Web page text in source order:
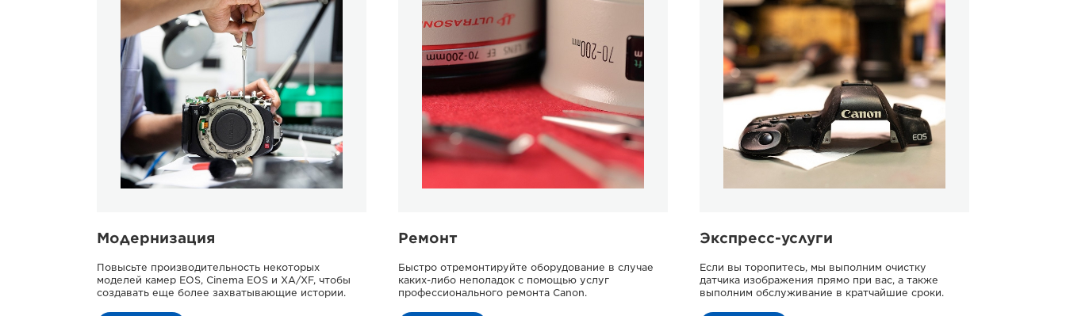
Модернизация
Повысьте производительность некоторых
моделей камер EOS, Cinema EOS и XA/XF, чтобы
создавать еще более захватывающие истории.
Ремонт
Быстро отремонтируйте оборудование в случае
каких-либо неполадок с помощью услуг
профессионального ремонта Canon.
Экспресс-услуги
Если вы торопитесь, мы выполним очистку
датчика изображения прямо при вас, а также
выполним обслуживание в кратчайшие сроки.